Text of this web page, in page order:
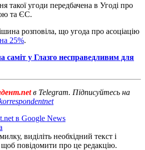
такої угоди передбачена в Угоді про
та ЄС.
розповіла, що угода про асоціацію
25%.
саміт у Глазго несправедливим для
в Telegram. Підписуйтесь на
в Google News
виділіть необхідний текст і
повідомити про це редакцію.